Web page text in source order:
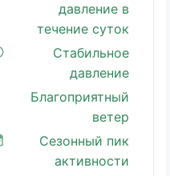
давление в
течение суток
Стабильное
давление
Благоприятный
ветер
Сезонный пик
активности